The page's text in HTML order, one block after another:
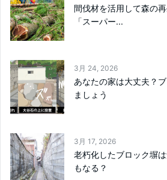
間伐材を活用して森の
「スーパー...
3月 24, 2026
あなたの家は大丈夫？
ましょう
3月 17, 2026
老朽化したブロック塀
もなる？